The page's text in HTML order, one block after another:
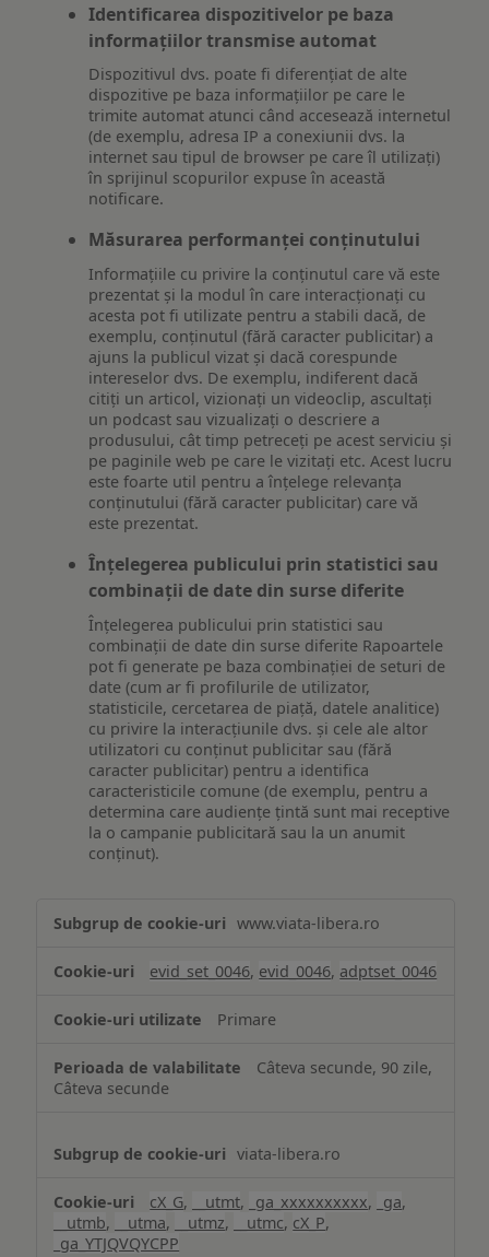
Identificarea dispozitivelor pe baza
informațiilor transmise automat
Dispozitivul dvs. poate fi diferențiat de alte
dispozitive pe baza informațiilor pe care le
trimite automat atunci când accesează internetul
(de exemplu, adresa IP a conexiunii dvs. la
internet sau tipul de browser pe care îl utilizați)
în sprijinul scopurilor expuse în această
notificare.
Măsurarea performanței conținutului
Informațiile cu privire la conținutul care vă este
prezentat și la modul în care interacționați cu
acesta pot fi utilizate pentru a stabili dacă, de
exemplu, conținutul (fără caracter publicitar) a
ajuns la publicul vizat și dacă corespunde
intereselor dvs. De exemplu, indiferent dacă
citiți un articol, vizionați un videoclip, ascultați
un podcast sau vizualizați o descriere a
produsului, cât timp petreceți pe acest serviciu și
pe paginile web pe care le vizitați etc. Acest lucru
este foarte util pentru a înțelege relevanța
conținutului (fără caracter publicitar) care vă
este prezentat.
Înțelegerea publicului prin statistici sau
combinații de date din surse diferite
Înțelegerea publicului prin statistici sau
combinații de date din surse diferite Rapoartele
pot fi generate pe baza combinației de seturi de
date (cum ar fi profilurile de utilizator,
statisticile, cercetarea de piață, datele analitice)
cu privire la interacțiunile dvs. și cele ale altor
utilizatori cu conținut publicitar sau (fără
caracter publicitar) pentru a identifica
caracteristicile comune (de exemplu, pentru a
determina care audiențe țintă sunt mai receptive
la o campanie publicitară sau la un anumit
conținut).
www.viata-libera.ro
evid_set_0046, evid_0046, adptset_0046
Primare
Câteva secunde, 90 zile,
Câteva secunde
viata-libera.ro
cX_G, __utmt, _ga_xxxxxxxxxx, _ga,
__utmb, __utma, __utmz, __utmc, cX_P,
_ga_YTJQVQYCPP